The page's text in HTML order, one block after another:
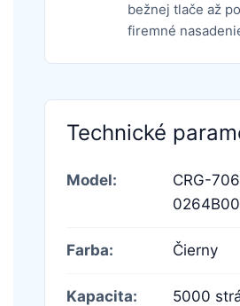
bežnej tlače až
firemné
Technické
Model:
CRG-
Farba: Čierny
Kapacita:
5000